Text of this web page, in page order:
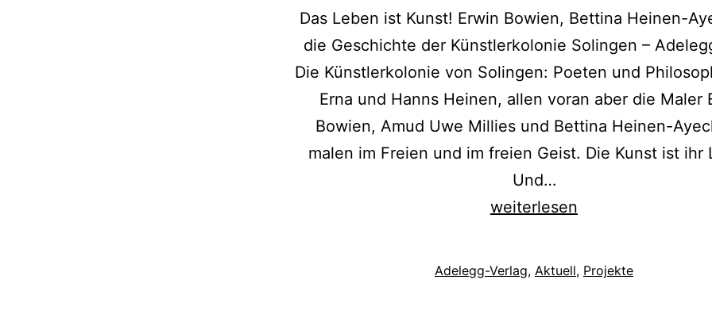
Das Leben ist Kunst! Erwin Bowien, Bettina Heinen-
die Geschichte der Künstlerkolonie Solingen –
Die Künstlerkolonie von Solingen: Poeten und
Erna und Hanns Heinen, allen voran aber die Maler
Bowien, Amud Uwe Millies und Bettina Heinen-
malen im Freien und im freien Geist. Die Kunst ist ihr
Und…
Das
weiterlesen
Kategorisiert
Adelegg-Verlag, Aktuell, Projekte